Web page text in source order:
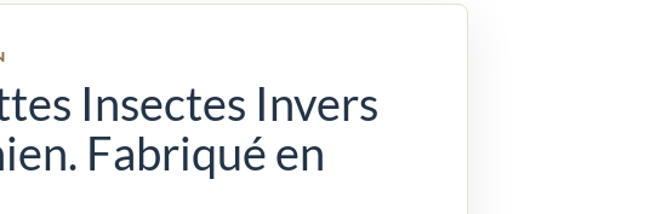
Insectes Invers
Fabriqué en